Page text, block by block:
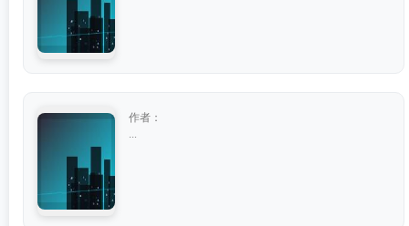
作者：